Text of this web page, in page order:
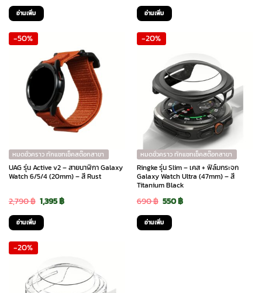
price
was:
1,390 ฿.
อ่านเพิ่ม
price
was:
1,390 ฿.
อ่านเพิ่ม
-50%
หมดชั่วคราว ทักแชทเช็คสต๊อกสาขา
UAG รุ่น Active v2 – สายนาฬิกา Galaxy
Watch 6/5/4 (20mm) – สี Rust
2,790฿ Original
price
was:
1,395฿Current
อ่านเพิ่ม
-20%
หมดชั่วคราว ทักแชทเช็คสต๊อกสาขา
Ringke รุ่น Slim – เคส + ฟิล์มกระจก
Galaxy Watch Ultra (47mm) – สี
Titanium Black
690฿ Original
price
was:
550฿Current
อ่านเพิ่ม
-20%